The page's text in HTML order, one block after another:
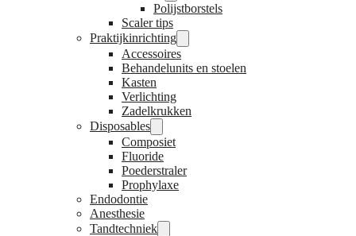
Polijstborstels
Scaler tips
Praktijkinrichting
Accessoires
Behandelunits en stoelen
Kasten
Verlichting
Zadelkrukken
Disposables
Composiet
Fluoride
Poederstraler
Prophylaxe
Endodontie
Anesthesie
Tandtechniek